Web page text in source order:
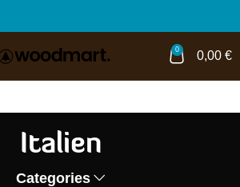
0 0,00 €
Italien
Categories